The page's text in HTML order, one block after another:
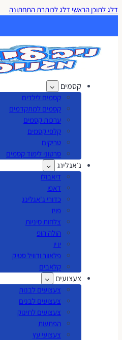
דלג לתוכן הראשי דלג לכותרת התחתונה
קסמים
קסמים לילדים
קסמים למתקדמים
ערכות קסמים
קלפי קסמים
טריקים
סרטוני לימוד קסמים
ג׳אגלינג
דיאבולו
דאפו
כדורי ג'אגלינג
פויז
צלחות סיניות
הולה הופ
יו יו
פלאוור ודוויל סטיק
קלאבים
צעצועים
צעצועים לבנות
צעצועים לבנים
צעצועים לתינוק
הפתעות
צעצועי עץ